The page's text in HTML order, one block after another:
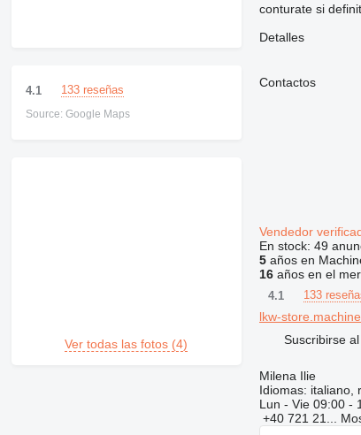
4.1 133 reseñas
Source: Google Maps
Ver todas las fotos (4)
conturate si
Detalles
Contactos
Vendedor
En stock: 49
5años en
16años en el
4.1 133
lkw-
Suscribirse
Milena Ilie
Idiomas: italiano,
Lun - Vie 09:00 -
+40 721 21...